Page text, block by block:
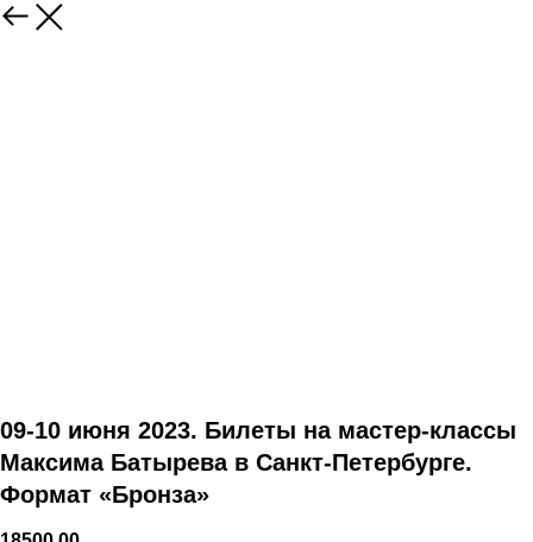
09-10 июня 2023. Билеты на мастер-классы
Максима Батырева в Санкт-Петербурге.
Формат «Бронза»